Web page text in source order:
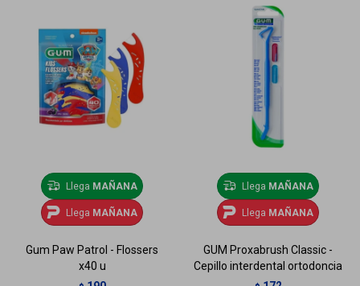
Llega MAÑANA
Llega MAÑANA
Gum Paw Patrol - Flossers
x40 u
Llega MAÑANA
Llega MAÑANA
GUM Proxabrush Classic -
Cepillo interdental ortodoncia